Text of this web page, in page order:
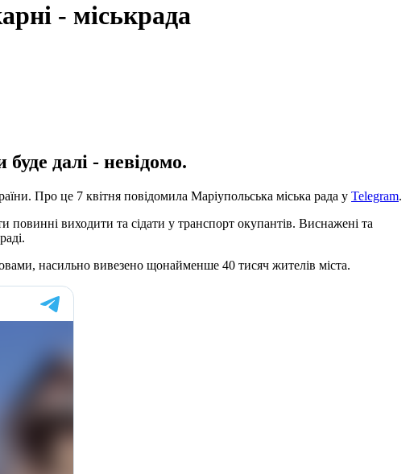
- міськрада
далі - невідомо.
Про це 7 квітня повідомила Маріупольська міська рада у Telegram.
виходити та сідати у транспорт окупантів. Виснажені та
насильно вивезено щонайменше 40 тисяч жителів міста.